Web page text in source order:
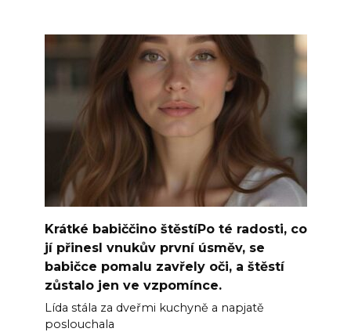
Krátké babiččino štěstíPo té radosti, co
jí přinesl vnukův první úsměv, se
babičce pomalu zavřely oči, a štěstí
zůstalo jen ve vzpomínce.
Lída stála za dveřmi kuchyně a napjatě
poslouchala